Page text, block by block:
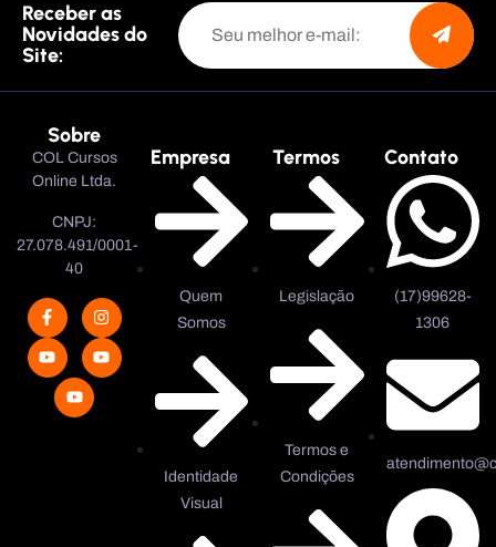
Receber as
Novidades do
Site:
Sobre
COL Cursos
Online Ltda.
CNPJ:
27.078.491/0001-
40
Empresa
Quem
Somos
Identidade
Visual
Termos
Legislação
Termos e
Condições
Contato
(17)99628-
1306